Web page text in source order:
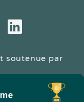
LinkedIn
soutenue par